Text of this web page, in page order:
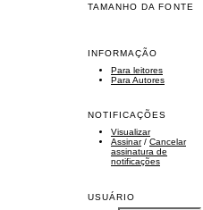
TAMANHO DA FONTE
INFORMAÇÃO
Para leitores
Para Autores
NOTIFICAÇÕES
Visualizar
Assinar/ Cancelar
assinatura de
notificações
USUÁRIO